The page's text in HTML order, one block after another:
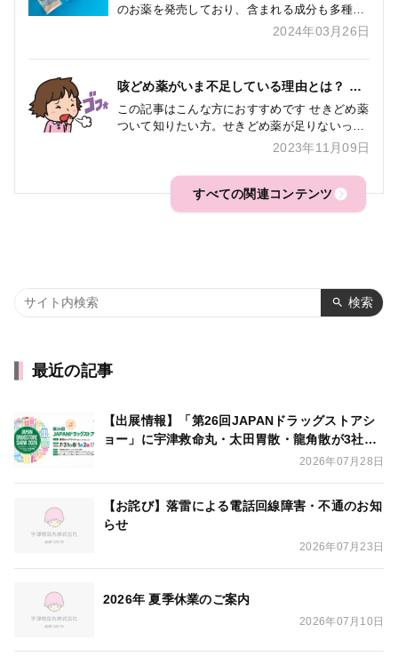
のお薬を発売しており、含まれる成分も多種多
様ですが、どのような成分に何の作用がある
効く アセトアミノフェン アセト […]
2024年03月26日
咳どめ薬がいま不足している理由とは？ 医
療用と一般薬の違いも解説します。
この記事はこんな方におすすめです せきどめ薬
ついて知りたい方。せきどめ薬が足りないって
聞いたけど、なぜ？と思っている方。病院で出
方。 この記事を書いたのは誰？ […]
2023年11月09日
すべての関連コンテンツ
検索
最近の記事
【出展情報】「第26回JAPANドラッグストアシ
ョー」に宇津救命丸・太田胃散・龍角散が3社合
2026年07月28日
【お詫び】落雷による電話回線障害・不通のお知
らせ
2026年07月23日
2026年 夏季休業のご案内
2026年07月10日